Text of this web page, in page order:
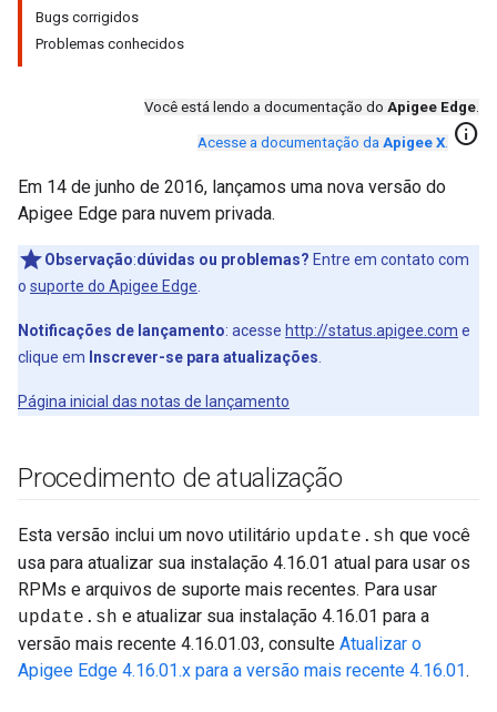
Bugs corrigidos
Problemas conhecidos
Você está lendo a documentação do Apigee Edge.
Acesse a documentação da Apigee X. info
Em 14 de junho de 2016, lançamos uma nova versão do
Apigee Edge para nuvem privada.
Observação:dúvidas ou problemas? Entre em contato com
o suporte do Apigee Edge
Notificações de lançamento: acesse http://status.apigee.com e
clique em Inscrever-se para atualizações
Página inicial das notas de lançamento
Procedimento de atualização
Esta versão inclui um novo utilitário update.sh que você
usa para atualizar sua instalação 4.16.01 atual para usar os
RPMs e arquivos de suporte mais recentes. Para usar
update.sh e atualizar sua instalação 4.16.01 para a
versão mais recente 4.16.01.03, consulte Atualizar o
Apigee Edge 4.16.01.x para a versão mais recente 4.16.01.